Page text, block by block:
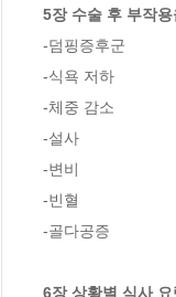
5장 수술 후 부작
-덤핑증후군
-식욕 저하
-체중 감소
-설사
-변비
-빈혈
-골다공증
6장 상황별 식사